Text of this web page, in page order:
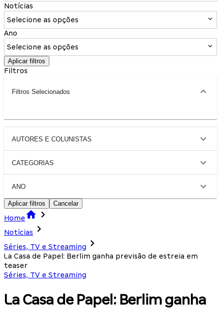
Notícias
Selecione as opções
Ano
Selecione as opções
Aplicar filtros
Filtros
Filtros Selecionados
AUTORES E COLUNISTAS
CATEGORIAS
ANO
Aplicar filtros Cancelar
Home
Notícias
Séries, TV e Streaming
La Casa de Papel: Berlim ganha previsão de estreia em
teaser
Séries, TV e Streaming
La Casa de Papel: Berlim ganha